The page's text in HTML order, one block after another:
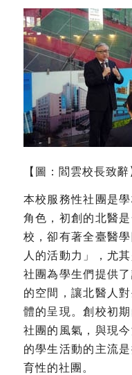
【圖：閻雲校長致辭
本校服務性社團是
角色，初創的北醫
校，卻有著全臺醫
人的活動力」，尤
社團為學生們提供
的空間，讓北醫人
體的呈現。創校初
社團的風氣，與現
的學生活動的主流
育性的社團。